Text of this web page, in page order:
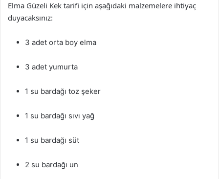
Elma Güzeli Kek tarifi için aşağıdaki malzemelere ihtiyaç
duyacaksınız:
3 adet orta boy elma
3 adet yumurta
1 su bardağı toz şeker
1 su bardağı sıvı yağ
1 su bardağı süt
2 su bardağı un